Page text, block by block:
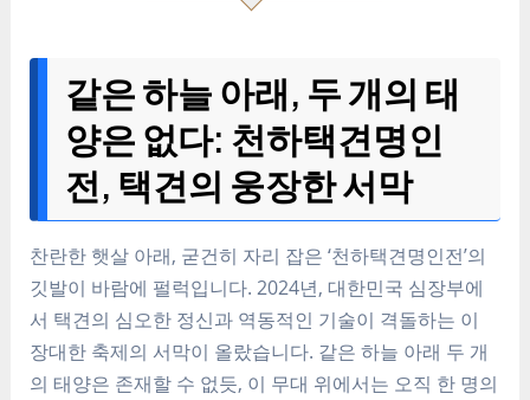
같은 하늘 아래, 두 개의 태
양은 없다: 천하택견명인
전, 택견의 웅장한 서막
찬란한 햇살 아래, 굳건히 자리 잡은 ‘천하택견명인전’의
깃발이 바람에 펄럭입니다. 2024년, 대한민국 심장부에
서 택견의 심오한 정신과 역동적인 기술이 격돌하는 이
장대한 축제의 서막이 올랐습니다. 같은 하늘 아래 두 개
의 태양은 존재할 수 없듯, 이 무대 위에서는 오직 한 명의